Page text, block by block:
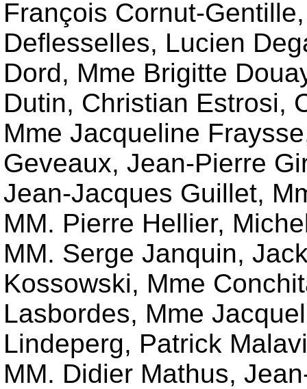
François Cornut-
Deflesselles, Lucien
Dord, Mme Brigitte
Dutin, Christian Estrosi,
Mme Jacqueline
Geveaux, Jean-Pierre
Jean-Jacques Guillet,
MM. Pierre Hellier,
MM. Serge Janquin,
Kossowski, Mme
Lasbordes, Mme
Lindeperg, Patrick
MM. Didier Mathus,